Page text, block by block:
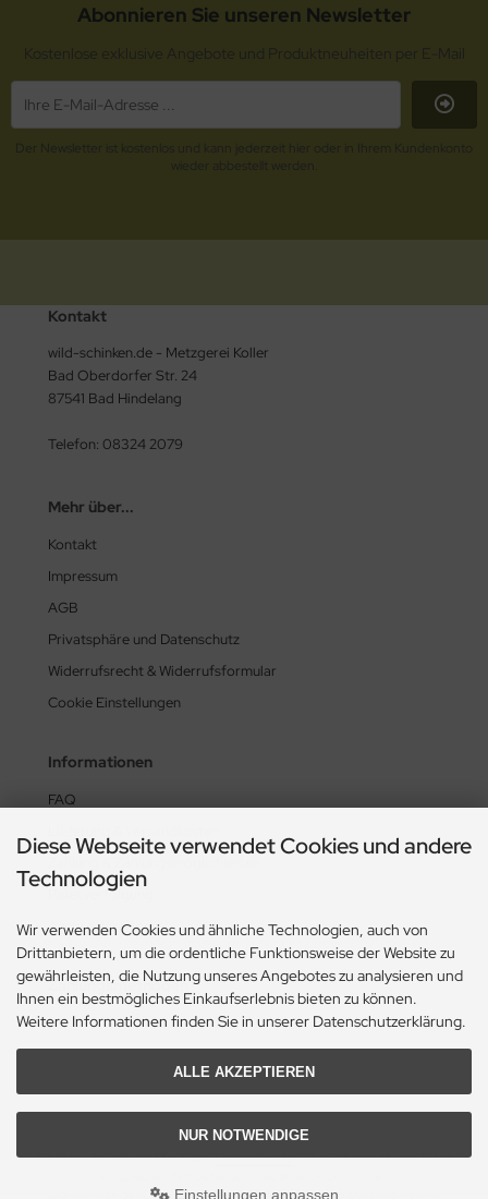
Abonnieren Sie unseren Newsletter
Kontakt
wild-schinken.de - Metzgerei Koller
Bad Oberdorfer Str. 24
87541 Bad Hindelang
Telefon: 08324 2079
Mehr über...
Kontakt
Impressum
AGB
Privatsphäre und Datenschutz
Widerrufsrecht & Widerrufsformular
Cookie Einstellungen
Informationen
FAQ
Paketverfolgung
Ansprechpartner
Zahlungsmethoden
Alle Preise inkl. gesetzl. MwSt. zzgl.Versandkosten. Die durchgestrichenen Preise
wild-schinken.de © 2026 | Template © 2009-2026 by modified eCommerce
Diese Webseite verwendet Cookies und andere
Technologien
Wir verwenden Cookies und ähnliche Technologien, auch von
Drittanbietern, um die ordentliche Funktionsweise der Website zu
gewährleisten, die Nutzung unseres Angebotes zu analysieren und
Ihnen ein bestmögliches Einkaufserlebnis bieten zu können.
Weitere Informationen finden Sie in unserer Datenschutzerklärung.
ALLE AKZEPTIEREN
NUR NOTWENDIGE
Einstellungen anpassen